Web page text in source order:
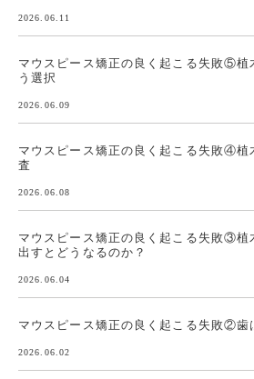
2026.06.11
マウスピース矯正の良く起こる失敗⑤植
う選択
2026.06.09
マウスピース矯正の良く起こる失敗④植
査
2026.06.08
マウスピース矯正の良く起こる失敗③植
出すとどうなるのか？
2026.06.04
マウスピース矯正の良く起こる失敗②歯
2026.06.02